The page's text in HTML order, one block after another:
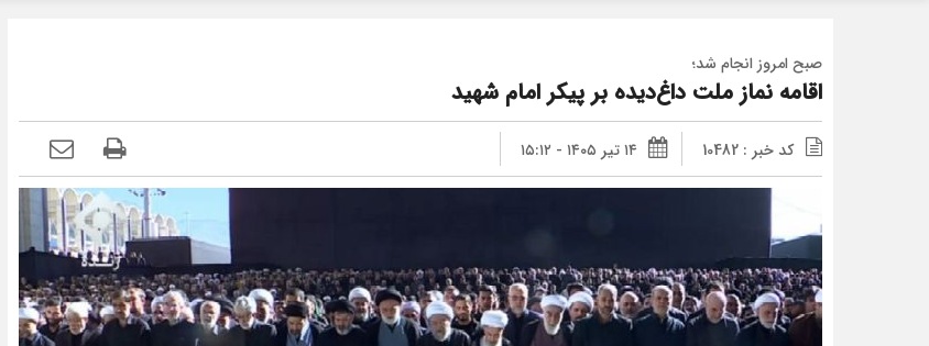
صبح امروز انجام شد؛
اقامه نماز ملت داغ‌دیده بر پیکر امام شهید
کد خبر : 10482 ۱۴ تیر ۱۴۰۵ - ۱۵:۱۲